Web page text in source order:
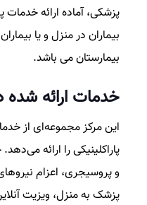
پزشکی، آماده ارائه خدمات
بیماران در منزل و یا
بیمارستان می باشد.
خدمات ارائه شده
این مرکز مجموعه‌ای از
پاراکلینیکی را ارائه
و پروسیجری، اعزام
پزشک به منزل، ویزیت